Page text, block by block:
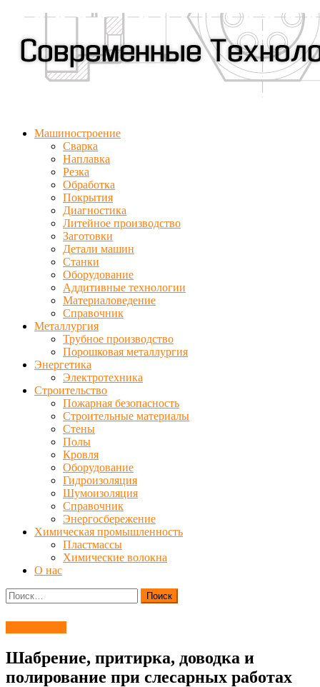
Машиностроение
Сварка
Наплавка
Резка
Обработка
Покрытия
Диагностика
Литейное производство
Заготовки
Детали машин
Станки
Оборудование
Аддитивные технологии
Материаловедение
Справочник
Металлургия
Трубное производство
Порошковая металлургия
Энергетика
Электротехника
Строительство
Пожарная безопасность
Строительные материалы
Стены
Полы
Кровля
Оборудование
Гидроизоляция
Шумоизоляция
Справочник
Энергосбережение
Химическая промышленность
Пластмассы
Химические волокна
О нас
Найти:
Шабрение, притирка, доводка и
полирование при слесарных работах